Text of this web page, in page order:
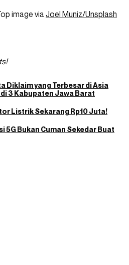
image via Joel Muniz/Unsplash
Diklaim yang Terbesar di Asia
3 Kabupaten Jawa Barat
Listrik Sekarang Rp10 Juta!
5G Bukan Cuman Sekedar Buat